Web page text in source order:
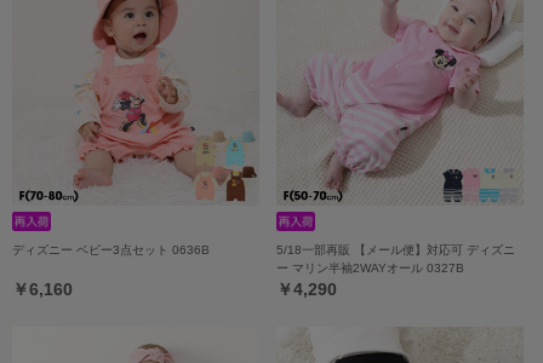
ディズニー ベビー3点セット 0636B
￥6,160
5/18一部再販 【メール便】対応可 ディズニ
ー マリン半袖2WAYオール 0327B
￥4,290